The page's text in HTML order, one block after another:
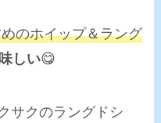
のホイップ＆ラング
しい😋
サクのラングドシ